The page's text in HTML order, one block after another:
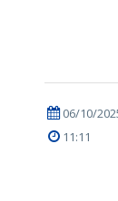
06/10/
11:11